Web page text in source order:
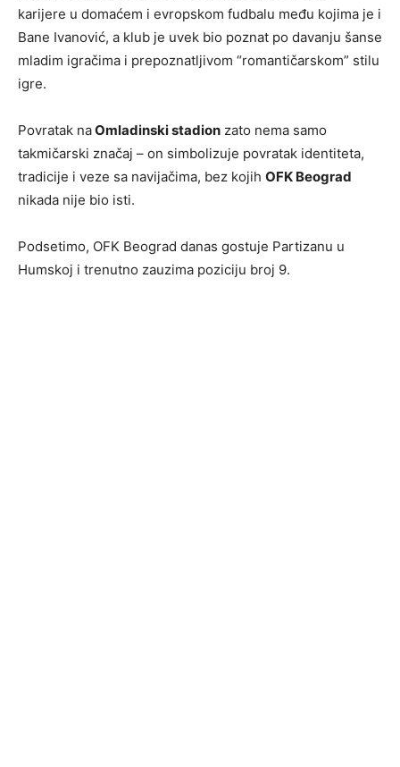
karijere u domaćem i evropskom fudbalu među kojima je i
Bane Ivanović, a klub je uvek bio poznat po davanju šanse
mladim igračima i prepoznatljivom “romantičarskom” stilu
igre.
Povratak naOmladinski stadion zato nema samo
takmičarski značaj – on simbolizuje povratak identiteta,
tradicije i veze sa navijačima, bez kojih OFK Beograd
nikada nije bio isti.
Podsetimo, OFK Beograd danas gostuje Partizanu u
Humskoj i trenutno zauzima poziciju broj 9.